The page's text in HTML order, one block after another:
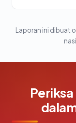
Laporan ini dibuat